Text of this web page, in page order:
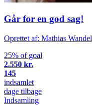
Går for en god sag!
Oprettet af: Mathias Wandel
25% of goal
2.550 kr.
145
indsamlet
dage tilbage
Indsamling